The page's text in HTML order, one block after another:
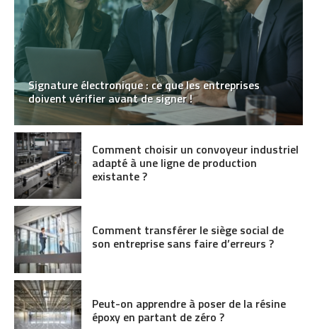
Signature électronique : ce que les entreprises
doivent vérifier avant de signer !
Comment choisir un convoyeur industriel
adapté à une ligne de production
existante ?
Comment transférer le siège social de
son entreprise sans faire d’erreurs ?
Peut-on apprendre à poser de la résine
époxy en partant de zéro ?